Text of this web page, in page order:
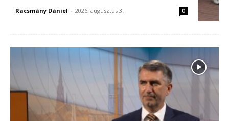
Racsmány Dániel - 2026, augusztus 3. 0